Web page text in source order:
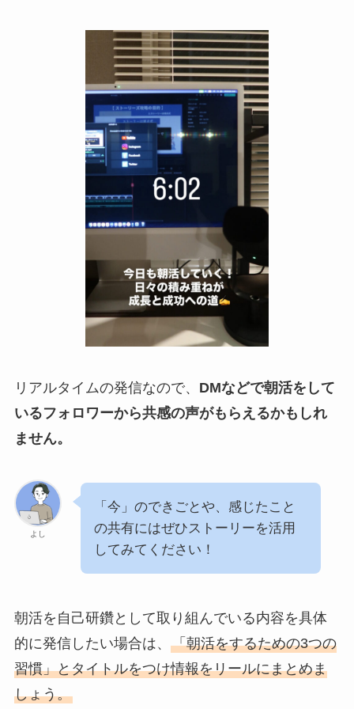
リアルタイムの発信なので、 DMなどで朝活をして
いるフォロワーから共感の声がもらえるかもしれ
ません。
よし
「今」のできごとや、感じたこと
の共有にはぜひストーリーを活用
してみてください！
朝活を自己研鑽として取り組んでいる内容を具体
的に発信したい場合は、 「朝活をするための3つの
習慣」とタイトルをつけ情報をリールにまとめま
しょう。